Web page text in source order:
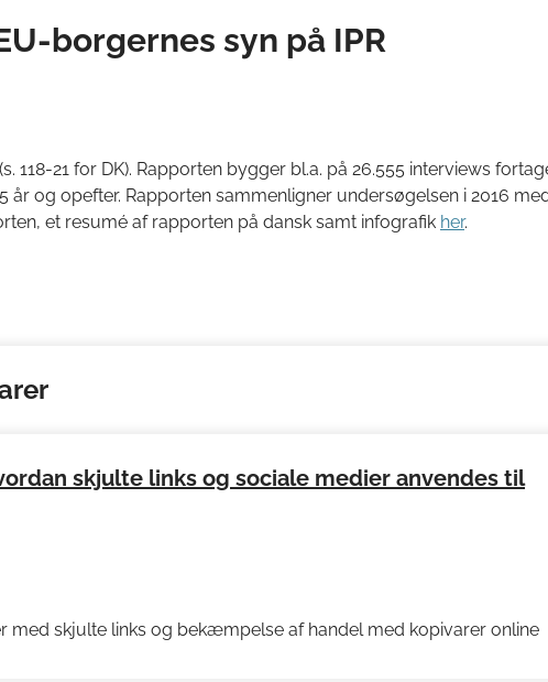
borgernes syn på IPR
118-21 for DK). Rapporten bygger bl.a. på 26.555 interviews
og opefter. Rapporten sammenligner undersøgelsen i 2016
et resumé af rapporten på dansk samt infografik her.
skjulte links og sociale medier anvendes til
med skjulte links og bekæmpelse af handel med kopivarer online